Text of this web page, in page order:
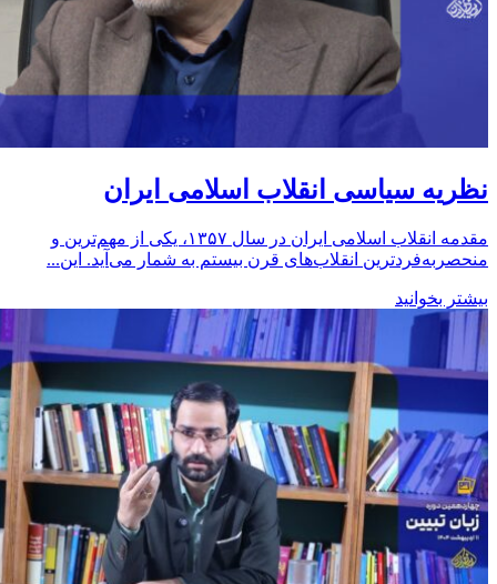
نظریه سیاسی انقلاب اسلامی ایران
مقدمه انقلاب اسلامی ایران در سال ۱۳۵۷، یکی از مهم‌ترین و
منحصربه‌فردترین انقلاب‌های قرن بیستم به شمار می‌آید. این...
بیشتر بخوانید